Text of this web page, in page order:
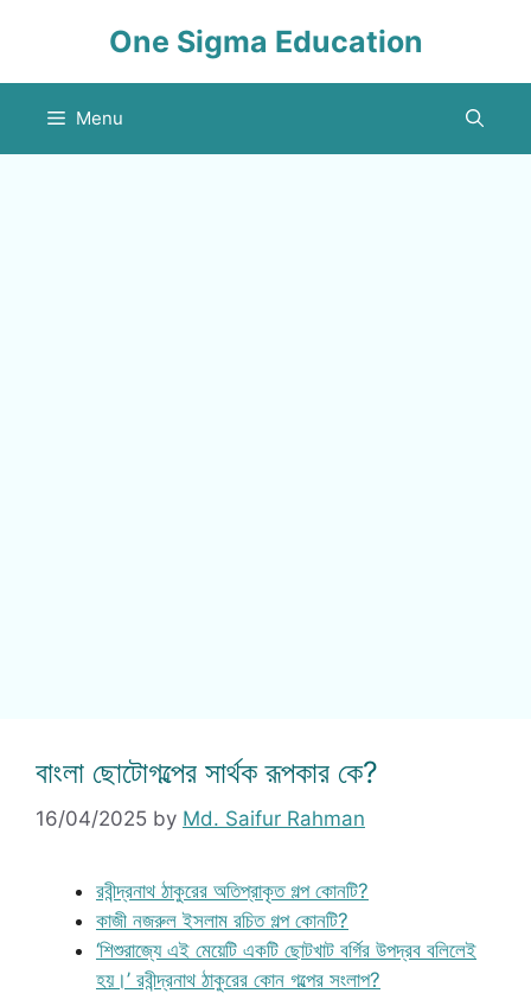
One Sigma Education
Menu
বাংলা ছোটোগল্পের সার্থক রূপকার কে?
16/04/2025 by Md. Saifur Rahman
রবীন্দ্রনাথ ঠাকুরের অতিপ্রাকৃত গল্প কোনটি?
কাজী নজরুল ইসলাম রচিত গল্প কোনটি?
‘শিশুরাজ্যে এই মেয়েটি একটি ছোটখাট বর্গির উপদ্রব বলিলেই
হয়।’ রবীন্দ্রনাথ ঠাকুরের কোন গল্পের সংলাপ?